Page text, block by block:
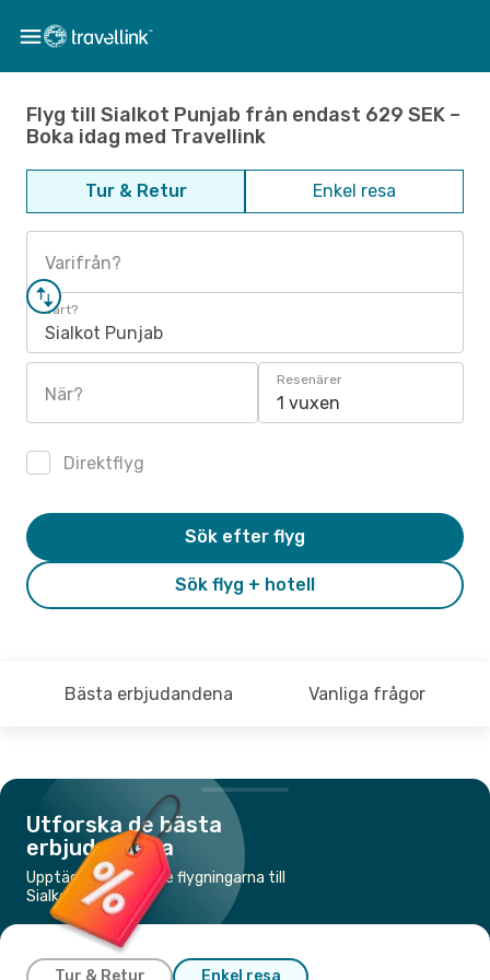
Flyg till Sialkot Punjab från endast 629 SEK –
Boka idag med Travellink
Tur & Retur Enkel resa
Varifrån?
Vart?
Sialkot Punjab
När?
Resenärer
1 vuxen
Direktflyg
Sök flyg + hotell
Sök efter flyg
Bästa erbjudandena Vanliga frågor
Utforska de bästa
erbjudandena
Upptäck de billigaste flygningarna till
Sialkot Punjab
Tur & Retur Enkel resa